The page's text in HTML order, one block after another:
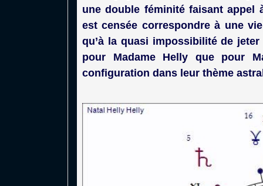
une double féminité faisant appel
est censée correspondre à une
qu’à la quasi impossibilité de
pour Madame Helly que pour
configuration dans leur thème